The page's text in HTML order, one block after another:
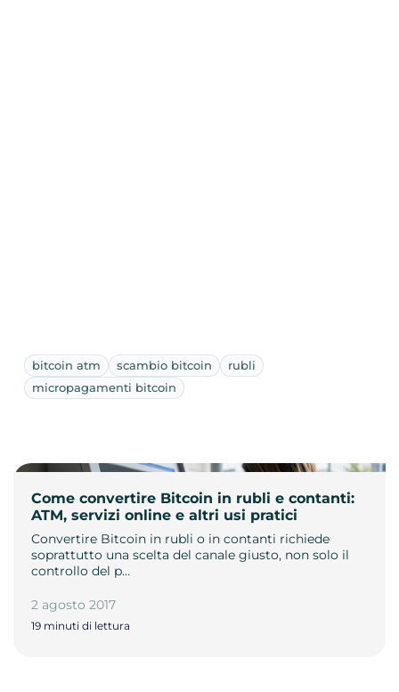
bitcoin atm scambio bitcoin
rubli
micropagamenti bitcoin
Come convertire Bitcoin in rubli e contanti:
ATM, servizi online e altri usi pratici
Convertire Bitcoin in rubli o in contanti richiede
soprattutto una scelta del canale giusto, non solo il
controllo del p…
2 agosto 2017
19 minuti di lettura